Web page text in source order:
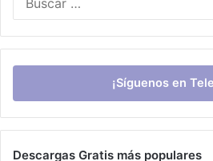
¡Síguenos en
Descargas Gratis más populares